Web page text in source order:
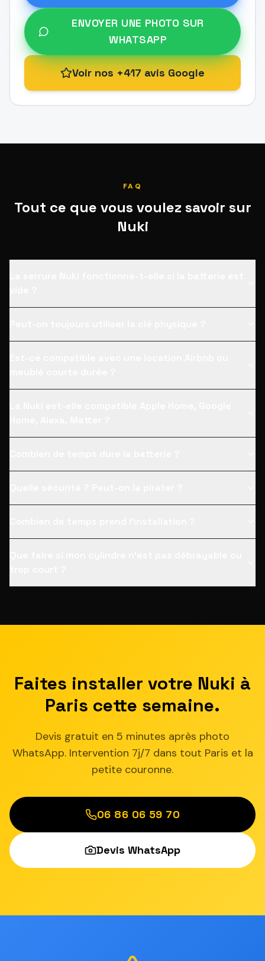
ENVOYER UNE PHOTO SUR
WHATSAPP
Voir nos +417 avis Google
FAQ
Tout ce que vous voulez savoir sur
Nuki
Faites installer votre Nuki à
Paris cette semaine.
Devis gratuit en 5 minutes après photo
WhatsApp. Intervention 7j/7 dans tout Paris et la
petite couronne.
06 86 06 59 70
Devis WhatsApp